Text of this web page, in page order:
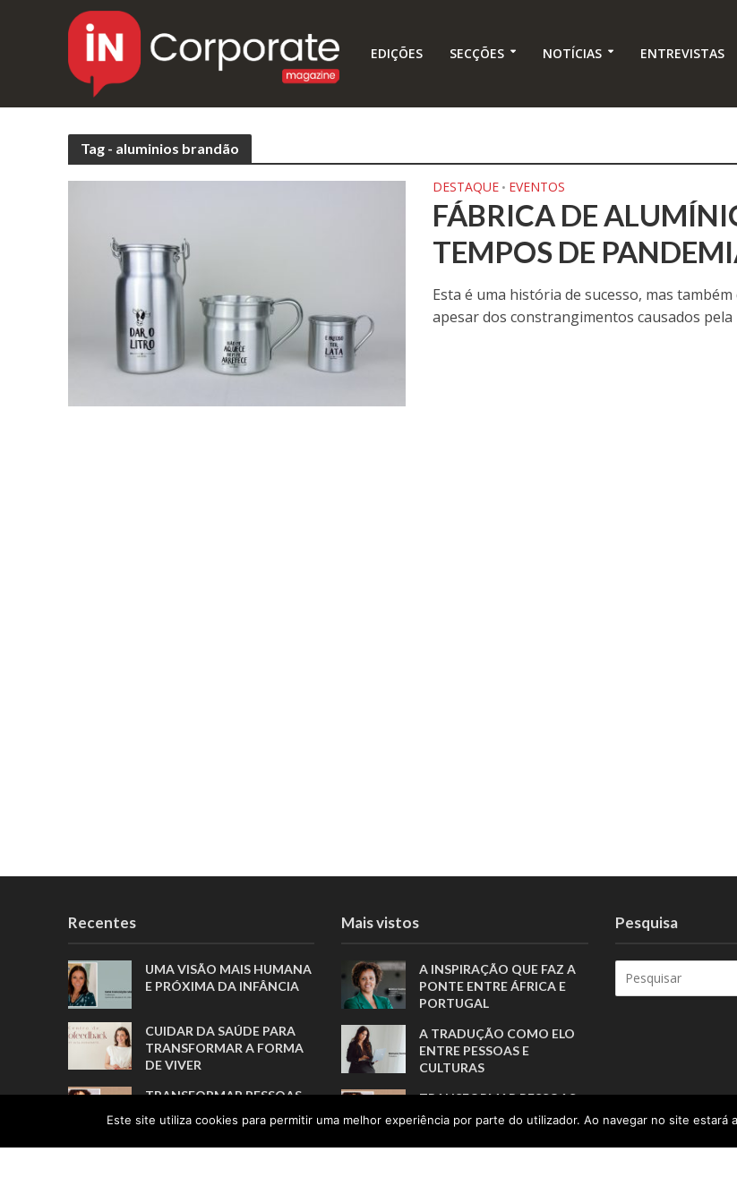
EDIÇÕES SECÇÕES NOTÍCIAS ENTREVISTAS
Tag - aluminios brandão
DESTAQUE • EVENTOS
FÁBRICA DE
TEMPOS DE
Esta é uma história de sucesso, mas
apesar dos constrangimentos causados pela
Recentes
UMA VISÃO MAIS HUMANA
E PRÓXIMA DA INFÂNCIA
CUIDAR DA SAÚDE PARA
TRANSFORMAR A FORMA
DE VIVER
TRANSFORMAR PESSOAS,
MUITO ANTES DE FORMAR
ATLETAS
Mais vistos
A INSPIRAÇÃO QUE FAZ A
PONTE ENTRE ÁFRICA E
PORTUGAL
A TRADUÇÃO COMO ELO
ENTRE PESSOAS E
CULTURAS
TRANSFORMAR PESSOAS,
MUITO ANTES DE FORMAR
ATLETAS
Pesquisa
Este site utiliza cookies para permitir uma melhor experiência por parte do utilizador. Ao navegar no site estará